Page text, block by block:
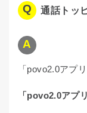
通話トッ
「povo2.0アプ
「povo2.0アプ